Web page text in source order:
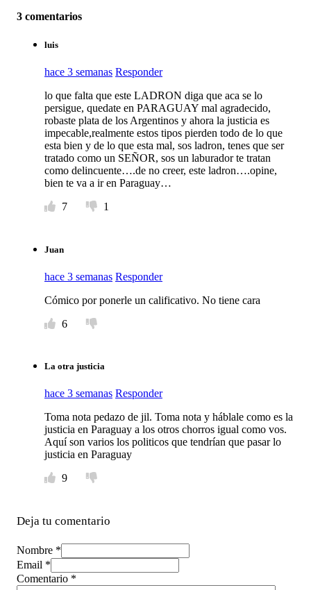
3 comentarios
luis
hace 3 semanas Responder
lo que falta que este LADRON diga que aca se lo
persigue, quedate en PARAGUAY mal agradecido,
robaste plata de los Argentinos y ahora la justicia es
impecable,realmente estos tipos pierden todo de lo que
esta bien y de lo que esta mal, sos ladron, tenes que ser
tratado como un SEÑOR, sos un laburador te tratan
como delincuente….de no creer, este ladron….opine,
bien te va a ir en Paraguay…
7
1
Juan
hace 3 semanas Responder
Cómico por ponerle un calificativo. No tiene cara
6
La otra justicia
hace 3 semanas Responder
Toma nota pedazo de jil. Toma nota y háblale como es la
justicia en Paraguay a los otros chorros igual como vos.
Aquí son varios los politicos que tendrían que pasar lo
justicia en Paraguay
9
Deja tu comentario
Nombre *
Email *
Comentario *